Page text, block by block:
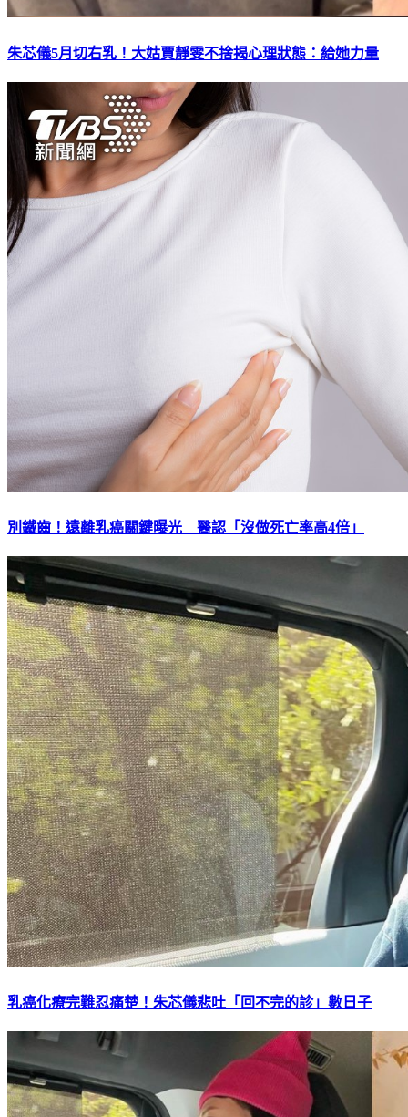
朱芯儀5月切右乳！大姑賈靜雯不捨揭心理狀態：給她力量
別鐵齒！遠離乳癌關鍵曝光 醫認「沒做死亡率高4倍」
乳癌化療完難忍痛楚！朱芯儀悲吐「回不完的診」數日子